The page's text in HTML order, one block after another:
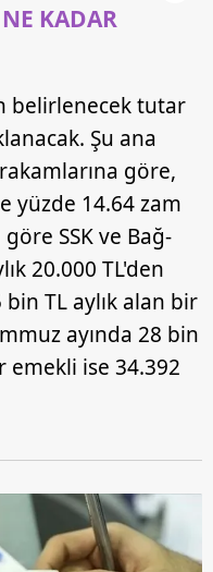
KADAR
belirlenecek tutar
Şu ana
göre,
yüzde 14.64 zam
SSK ve Bağ-
20.000 TL'den
TL aylık alan bir
ayında 28 bin
emekli ise 34.392